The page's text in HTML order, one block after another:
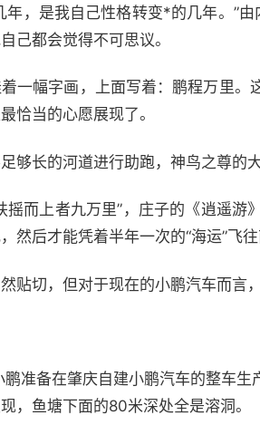
年，是我自己性格转变*的几年。”
己都会觉得不可思议。
一幅字画，上面写着：鹏程万里
恰当的心愿展现了。
够长的河道进行助跑，神鸟之尊的
摇而上者九万里”，庄子的《逍遥
然后才能凭着半年一次的“海运”飞
贴切，但对于现在的小鹏汽车而言
准备在肇庆自建小鹏汽车的整车
，鱼塘下面的80米深处全是溶洞。